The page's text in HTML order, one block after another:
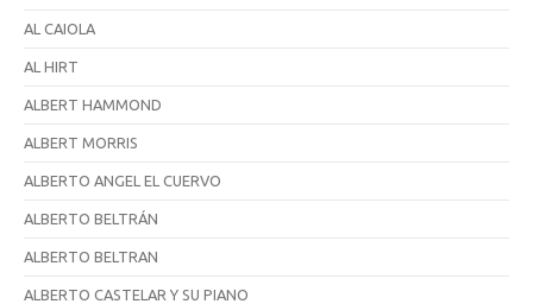
AL CAIOLA
AL HIRT
ALBERT HAMMOND
ALBERT MORRIS
ALBERTO ANGEL EL CUERVO
ALBERTO BELTRÁN
ALBERTO BELTRAN
ALBERTO CASTELAR Y SU PIANO